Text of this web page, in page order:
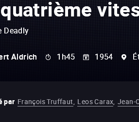
Deadly
Aldrich 1h45 1954
par François Truffaut, Leos Carax, Jean-